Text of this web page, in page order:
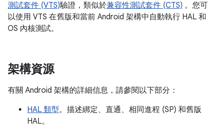
測試套件 (VTS)驗證，類似於兼容性測試套件 (CTS) 。您可
以使用 VTS 在舊版和當前 Android 架構中自動執行 HAL 和
OS 內核測試。
架構資源
有關 Android 架構的詳細信息，請參閱以下部分：
HAL 類型。描述綁定、直通、相同進程 (SP) 和舊版
HAL。